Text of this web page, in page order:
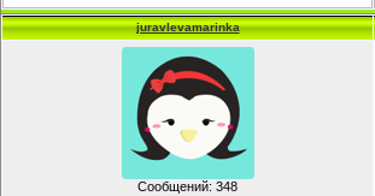
juravlevamarinka
Сообщений: 348